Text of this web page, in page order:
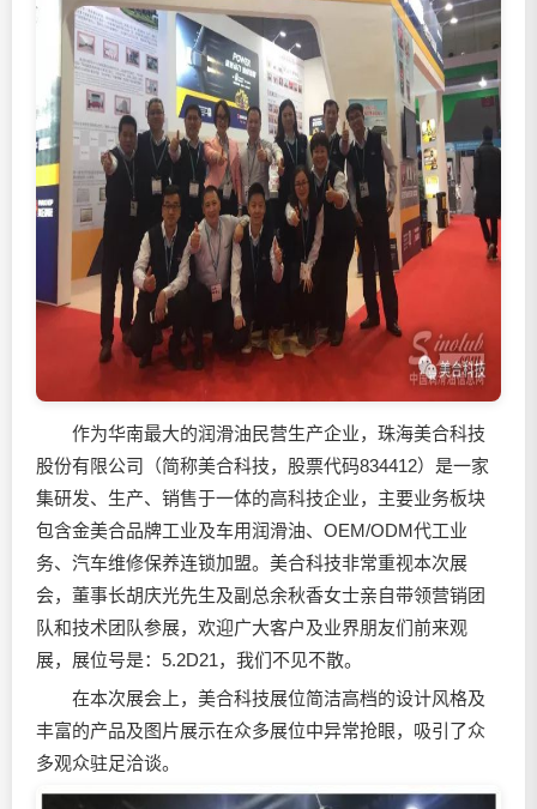
作为华南最大的润滑油 民营生产企业，珠海美合科技
股份有限公司（简称美合科技，股票代码834412）是一家
集研发、生产、销售于一体的高科技企业，主要业务板块
包含金美合品牌工业及车用润滑油、OEM/ODM代工业
务、汽车维修保养连锁加盟。美合科技非常重视本次展
会，董事长胡庆光先生及副总余秋香女士亲自带领营销团
队和技术团队参展，欢迎广大客户及业界朋友们前来观
展，展位号是：5.2D21，我们不见不散。
在本次展会上，美合科技展位简洁高档的设计风格及
丰富的产品及图片展示在众多展位中异常抢眼，吸引了众
多观众驻足洽谈。